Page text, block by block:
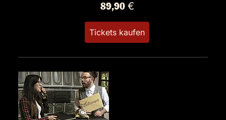
89,90 €
Tickets kaufen